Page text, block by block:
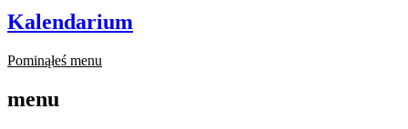
Kalendarium
Pominąłeś menu
menu